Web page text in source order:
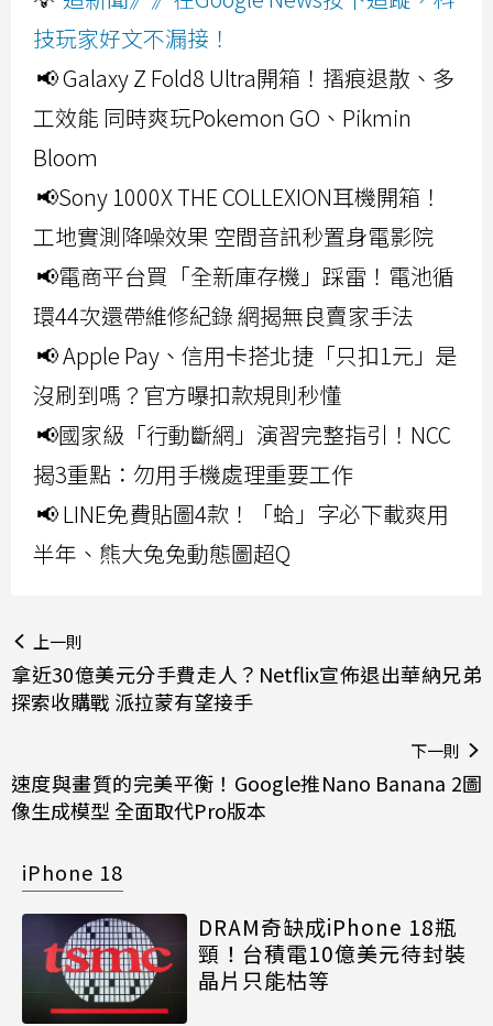
技玩家好文不漏接！
📢 Galaxy Z Fold8 Ultra開箱！摺痕退散、多
工效能 同時爽玩Pokemon GO、Pikmin
Bloom
📢Sony 1000X THE COLLEXION耳機開箱！
工地實測降噪效果 空間音訊秒置身電影院
📢電商平台買「全新庫存機」踩雷！電池循
環44次還帶維修紀錄 網揭無良賣家手法
📢 Apple Pay、信用卡搭北捷「只扣1元」是
沒刷到嗎？官方曝扣款規則秒懂
📢國家級「行動斷網」演習完整指引！NCC
揭3重點：勿用手機處理重要工作
📢 LINE免費貼圖4款！「蛤」字必下載爽用
半年、熊大兔兔動態圖超Q
上一則
拿近30億美元分手費走人？Netflix宣佈退出華納兄弟
探索收購戰 派拉蒙有望接手
下一則
速度與畫質的完美平衡！Google推Nano Banana 2圖
像生成模型 全面取代Pro版本
iPhone 18
DRAM奇缺成iPhone 18瓶
頸！台積電10億美元待封裝
晶片只能枯等